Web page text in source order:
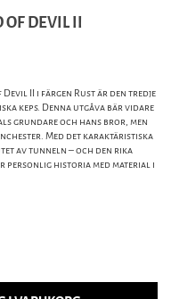
OF DEVIL II
Devil II i färgen Rust är den tredje
keps. Denna utgåva bär vidare
grundare och hans bror, men
Med det karaktäristiska
av tunneln – och den rika
personlig historia med material i